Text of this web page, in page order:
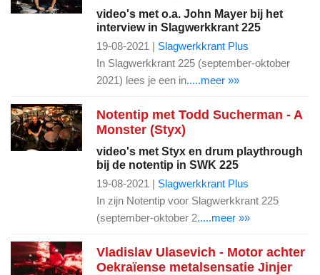
video's met o.a. John Mayer bij het
interview in Slagwerkkrant 225
19-08-2021 | Slagwerkkrant Plus
In Slagwerkkrant 225 (september-oktober
2021) lees je een in.....meer »»
Notentip met Todd Sucherman - A
Monster (Styx)
video's met Styx en drum playthrough
bij de notentip in SWK 225
19-08-2021 | Slagwerkkrant Plus
In zijn Notentip voor Slagwerkkrant 225
(september-oktober 2.....meer »»
Vladislav Ulasevich - Motor achter
Oekraïense metalsensatie Jinjer